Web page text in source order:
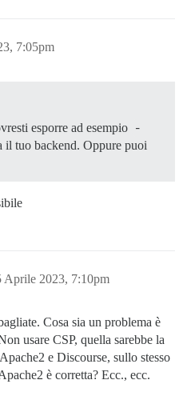
7:05pm
esporre ad esempio -
il tuo backend. Oppure puoi
Aprile 2023, 7:10pm
Cosa sia un problema è
usare CSP, quella sarebbe la
e Discourse, sullo stesso
è corretta? Ecc., ecc.